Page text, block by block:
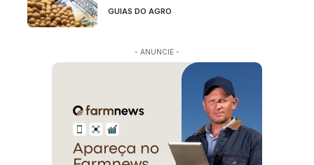
GUIAS DO AGRO
- ANUNCIE -